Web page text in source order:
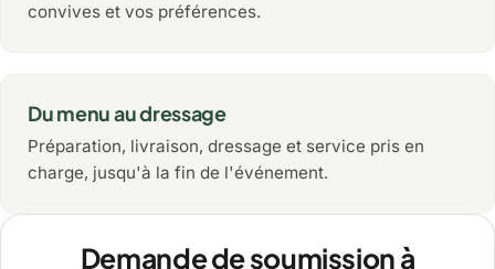
convives et vos préférences.
Du menu au dressage
Préparation, livraison, dressage et service pris en
charge, jusqu'à la fin de l'événement.
Demande de soumission à